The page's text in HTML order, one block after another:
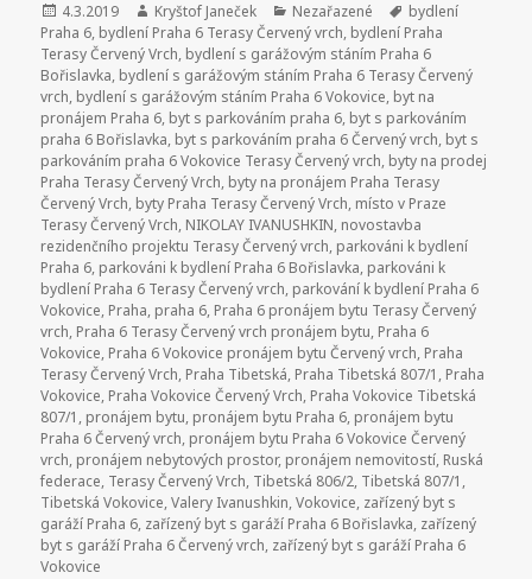
Publikováno:
4.3.2019 Autor:
Kryštof Janeček Rubriky:
Nezařazené Štítky:
bydlení
Praha 6, bydlení Praha 6 Terasy Červený vrch, bydlení Praha
Terasy Červený Vrch, bydlení s garážovým stáním Praha 6
Bořislavka, bydlení s garážovým stáním Praha 6 Terasy Červený
vrch, bydlení s garážovým stáním Praha 6 Vokovice, byt na
pronájem Praha 6, byt s parkováním praha 6, byt s parkováním
praha 6 Bořislavka, byt s parkováním praha 6 Červený vrch, byt s
parkováním praha 6 Vokovice Terasy Červený vrch, byty na prodej
Praha Terasy Červený Vrch, byty na pronájem Praha Terasy
Červený Vrch, byty Praha Terasy Červený Vrch, místo v Praze
Terasy Červený Vrch, NIKOLAY IVANUSHKIN, novostavba
rezidenčního projektu Terasy Červený vrch, parkováni k bydlení
Praha 6, parkováni k bydlení Praha 6 Bořislavka, parkováni k
bydlení Praha 6 Terasy Červený vrch, parkování k bydlení Praha 6
Vokovice, Praha, praha 6, Praha 6 pronájem bytu Terasy Červený
vrch, Praha 6 Terasy Červený vrch pronájem bytu, Praha 6
Vokovice, Praha 6 Vokovice pronájem bytu Červený vrch, Praha
Terasy Červený Vrch, Praha Tibetská, Praha Tibetská 807/1 , Praha
Vokovice, Praha Vokovice Červený Vrch, Praha Vokovice Tibetská
807/1 , pronájem bytu, pronájem bytu Praha 6, pronájem bytu
Praha 6 Červený vrch, pronájem bytu Praha 6 Vokovice Červený
vrch, pronájem nebytových prostor, pronájem nemovitostí, Ruská
federace, Terasy Červený Vrch, Tibetská 806/2, Tibetská 807/1 ,
Tibetská Vokovice,Valery Ivanushkin,Vokovice, zařízený byt s
garáží Praha 6, zařízený byt s garáží Praha 6 Bořislavka, zařízený
byt s garáží Praha 6 Červený vrch, zařízený byt s garáží Praha 6
Vokovice